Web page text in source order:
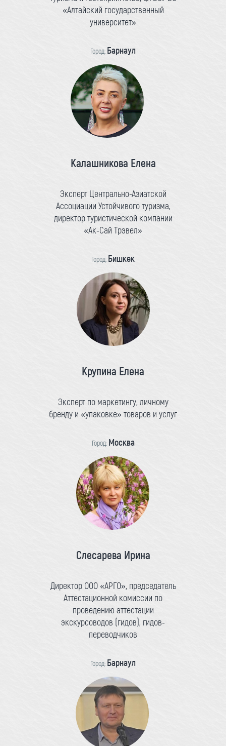
«Алтайский государственный
университет»
Город: Барнаул
Калашникова Елена
Эксперт Центрально-Азиатской
Ассоциации Устойчивого туризма,
директор туристической компании
«Ак-Сай Трэвел»
Город: Бишкек
Крупина Елена
Эксперт по маркетингу, личному
бренду и «упаковке» товаров и услуг
Город: Москва
Слесарева Ирина
Директор ООО «АРГО», председатель
Аттестационной комиссии по
проведению аттестации
экскурсоводов (гидов), гидов-
переводчиков
Город: Барнаул